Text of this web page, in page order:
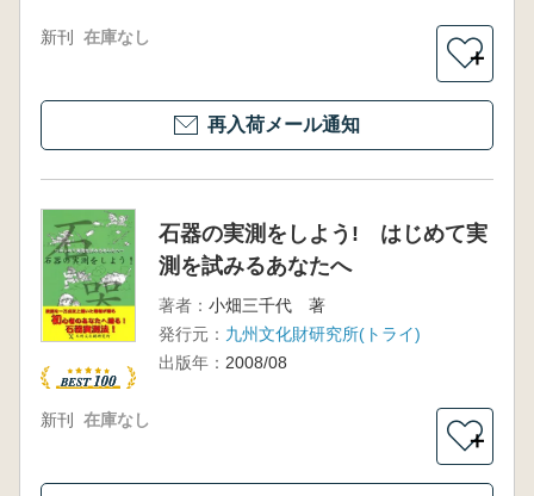
新刊 在庫なし
＋
再入荷メール通知
石器の実測をしよう! はじめて実
測を試みるあなたへ
著者： 小畑三千代 著
発行元： 九州文化財研究所(トライ)
出版年： 2008/08
新刊 在庫なし
＋